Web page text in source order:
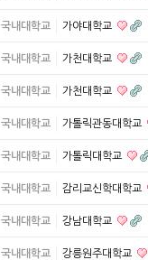
국내대학교 가야대학교
국내대학교 가천대학교
국내대학교 가천대학교
국내대학교 가톨릭관동대학교
국내대학교 가톨릭대학교
국내대학교 감리교신학대학교
국내대학교 강남대학교
국내대학교 강릉원주대학교